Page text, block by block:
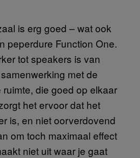
is erg goed – wat ook
peperdure Function One.
tot speakers is van
met de
die goed op elkaar
het ervoor dat het
is, en niet oorverdovend
om toch maximaal effect
niet uit waar je gaat